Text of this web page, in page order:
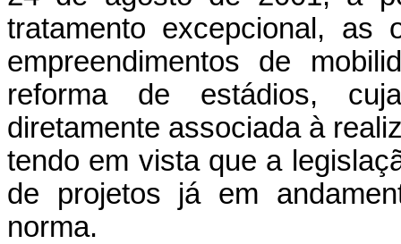
tratamento excepcional, as
empreendimentos de
reforma de estádios,
diretamente associada à
tendo em vista que a
de projetos já em
norma.